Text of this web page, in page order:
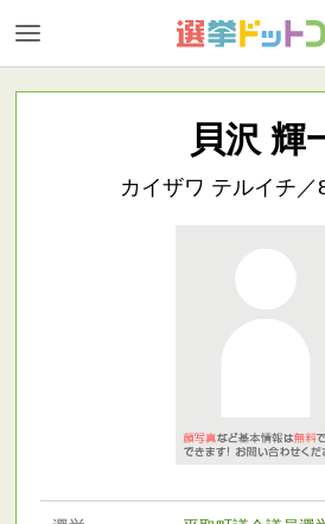
貝沢 輝
カイザワ テルイチ／